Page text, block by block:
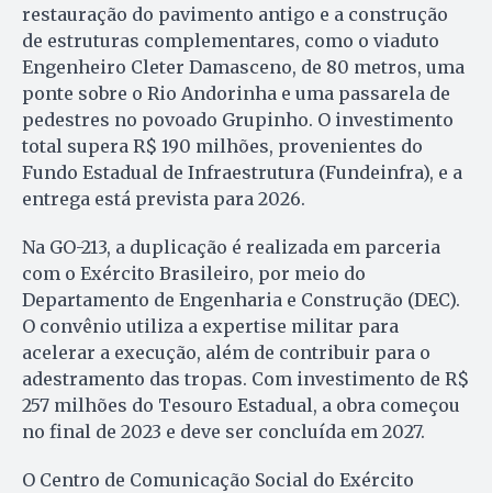
restauração do pavimento antigo e a construção
de estruturas complementares, como o viaduto
Engenheiro Cleter Damasceno, de 80 metros, uma
ponte sobre o Rio Andorinha e uma passarela de
pedestres no povoado Grupinho. O investimento
total supera R$ 190 milhões, provenientes do
Fundo Estadual de Infraestrutura (Fundeinfra), e a
entrega está prevista para 2026.
Na GO-213, a duplicação é realizada em parceria
com o Exército Brasileiro, por meio do
Departamento de Engenharia e Construção (DEC).
O convênio utiliza a expertise militar para
acelerar a execução, além de contribuir para o
adestramento das tropas. Com investimento de R$
257 milhões do Tesouro Estadual, a obra começou
no final de 2023 e deve ser concluída em 2027.
O Centro de Comunicação Social do Exército